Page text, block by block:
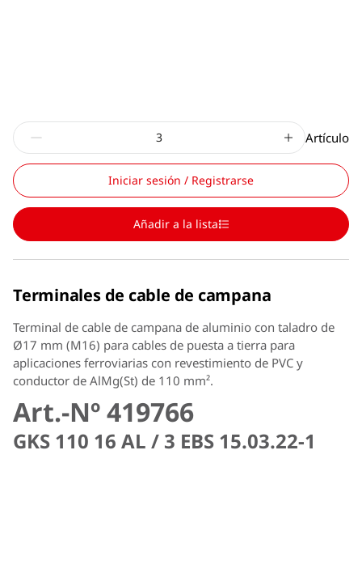
Artículo
Iniciar sesión / Registrarse
Añadir a la lista
Terminales de cable de campana
Terminal de cable de campana de aluminio con taladro de
Ø17 mm (M16) para cables de puesta a tierra para
aplicaciones ferroviarias con revestimiento de PVC y
conductor de AlMg(St) de 110 mm².
Art.-Nº 419766
GKS 110 16 AL / 3 EBS 15.03.22-1